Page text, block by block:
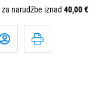
za narudžbe iznad 40,00 €